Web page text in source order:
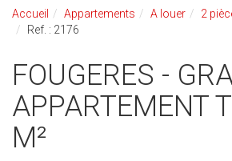
Accueil Appartements A louer
2
Ref. : 2176
FOUGERES - GRAND
APPARTEMENT
M²